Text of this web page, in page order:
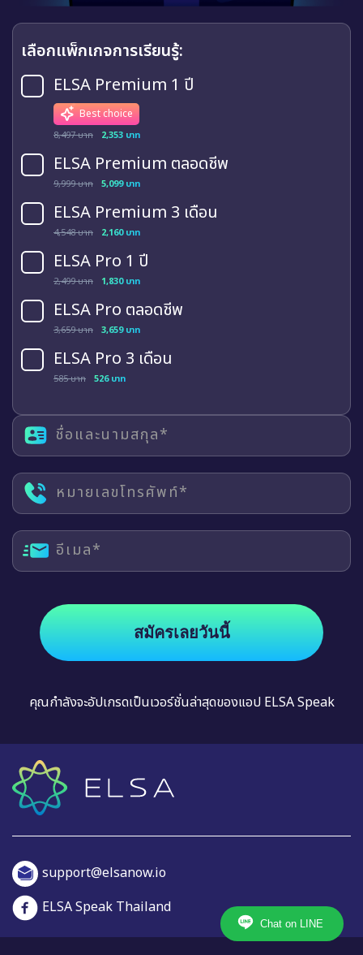
เลือกแพ็กเกจการเรียนรู้:
ELSA Premium 1 ปี
Best choice
8,497 บาท 2,353 บาท
ELSA Premium ตลอดชีพ
9,999 บาท 5,099 บาท
ELSA Premium 3 เดือน
4,548 บาท 2,160 บาท
ELSA Pro 1 ปี
2,499 บาท 1,830 บาท
ELSA Pro ตลอดชีพ
3,659 บาท 3,659 บาท
ELSA Pro 3 เดือน
585 บาท 526 บาท
ชื่อและนามสกุล*
หมายเลขโทรศัพท์*
อีเมล*
สมัครเลยวันนี้
คุณกำลังจะอัปเกรดเป็นเวอร์ชั่นล่าสุดของแอป ELSA Speak
Chat on LINE
support@elsanow.io
ELSA Speak Thailand